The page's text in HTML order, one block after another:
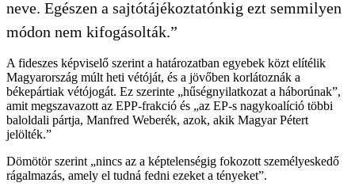
neve. Egészen a sajtótájékoztatónkig ezt semmilyen
módon nem kifogásolták.”
A fideszes képviselő szerint a határozatban egyebek közt elítélik
Magyarország múlt heti vétóját, és a jövőben korlátoznák a
békepártiak vétójogát. Ez szerinte „hűségnyilatkozat a háborúnak”,
amit megszavazott az EPP-frakció és „az EP-s nagykoalíció többi
baloldali pártja, Manfred Weberék, azok, akik Magyar Pétert
jelölték.”
Dömötör szerint „nincs az a képtelenségig fokozott személyeskedő
rágalmazás, amely el tudná fedni ezeket a tényeket”.